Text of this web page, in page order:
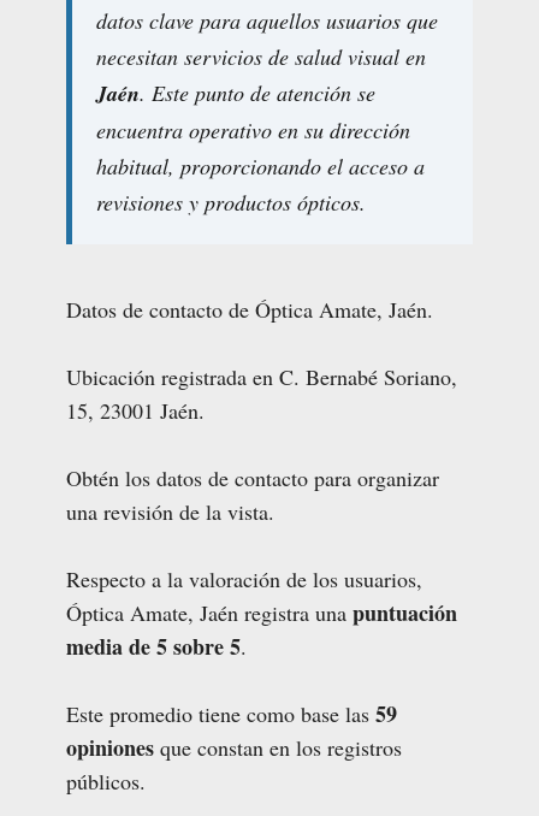
datos clave para aquellos usuarios que
necesitan servicios de salud visual en
Jaén. Este punto de atención se
encuentra operativo en su dirección
habitual, proporcionando el acceso a
revisiones y productos ópticos.
Datos de contacto de Óptica Amate, Jaén.
Ubicación registrada en C. Bernabé Soriano,
15, 23001 Jaén.
Obtén los datos de contacto para organizar
una revisión de la vista.
Respecto a la valoración de los usuarios,
Óptica Amate, Jaén registra una puntuación
media de 5 sobre 5.
Este promedio tiene como base las 59
opiniones que constan en los registros
públicos.